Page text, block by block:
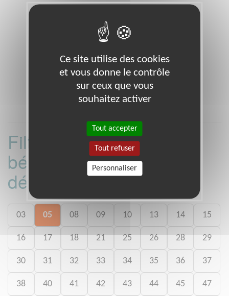
Filtrer les missions
bénévoles par
département :
03 05 08 09 10 13 14 15
16 17 18 21 25 26 28 29
30 31 32 33 34 35 36 37
38 40 41 42 43 44 45 47
Ce site utilise des cookies
et vous donne le contrôle
sur ceux que vous
souhaitez activer
Tout accepter
Tout refuser
Personnaliser